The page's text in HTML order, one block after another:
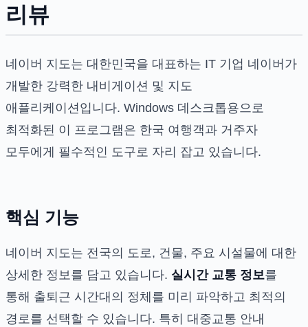
리뷰
네이버 지도는 대한민국을 대표하는 IT 기업 네이버가
개발한 강력한 내비게이션 및 지도
애플리케이션입니다. Windows 데스크톱용으로
최적화된 이 프로그램은 한국 여행객과 거주자
모두에게 필수적인 도구로 자리 잡고 있습니다.
핵심 기능
네이버 지도는 전국의 도로, 건물, 주요 시설물에 대한
상세한 정보를 담고 있습니다. 실시간 교통 정보를
통해 출퇴근 시간대의 정체를 미리 파악하고 최적의
경로를 선택할 수 있습니다. 특히 대중교통 안내